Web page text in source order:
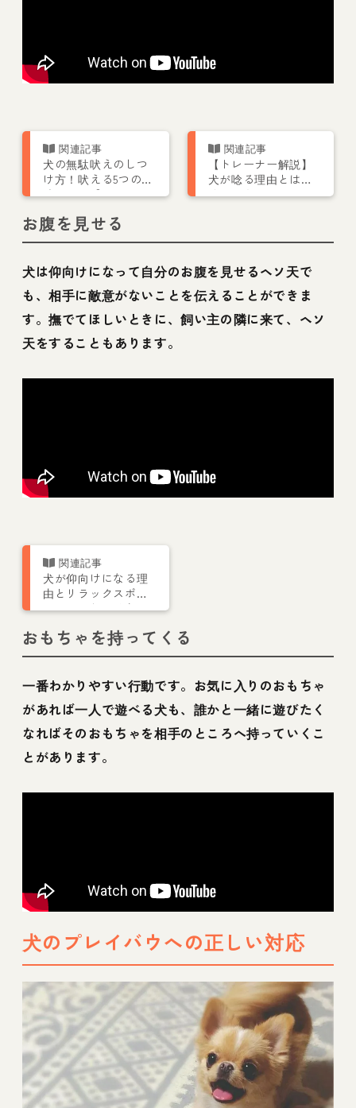
犬の無駄吠えのしつ
け方！吠える5つの意
味って？【トレーナ
【トレーナー解説】
犬が唸る理由とは？
唸るのをやめさせる
お腹を見せる
犬は仰向けになって自分のお腹を見せるヘソ天で
も、相手に敵意がないことを伝えることができま
す。撫でてほしいときに、飼い主の隣に来て、ヘソ
天をすることもあります。
犬が仰向けになる理
由とリラックスポジ
ションのしつけ方
おもちゃを持ってくる
一番わかりやすい行動です。お気に入りのおもちゃ
があれば一人で遊べる犬も、誰かと一緒に遊びたく
なればそのおもちゃを相手のところへ持っていくこ
とがあります。
犬のプレイバウへの正しい対応